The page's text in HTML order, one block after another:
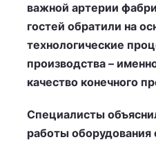
важной артерии
гостей обратили на
технологические
производства –
качество конечного
Специалисты
работы оборудования